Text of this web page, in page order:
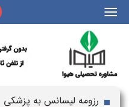
|||
رزومه لیسانس به پزشکی